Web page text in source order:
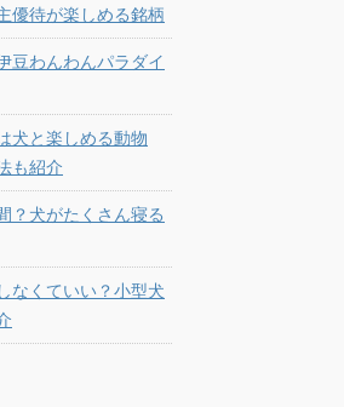
優待が楽しめる銘柄
豆わんわんパラダイ
犬と楽しめる動物
も紹介
？犬がたくさん寝る
なくていい？小型犬